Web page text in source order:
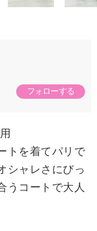
フォローする
トを着てパリで
シャレさにびっ
うコートで大人